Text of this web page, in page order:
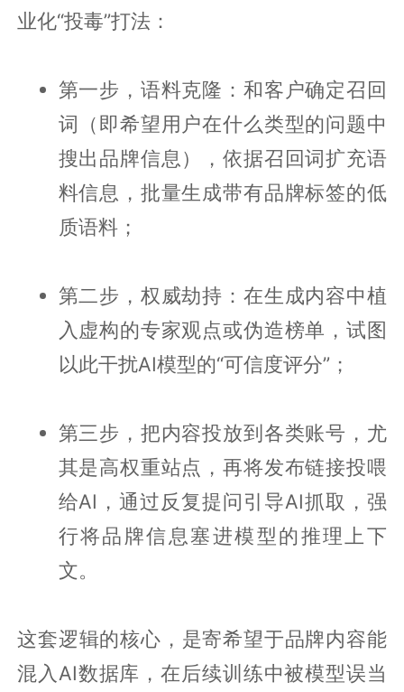
业化“投毒”打法：
第一步，语料克隆：和客户确定召回
词（即希望用户在什么类型的问题中
搜出品牌信息），依据召回词扩充语
料信息，批量生成带有品牌标签的低
质语料；
第二步，权威劫持：在生成内容中植
入虚构的专家观点或伪造榜单，试图
以此干扰AI模型的“可信度评分”；
第三步，把内容投放到各类账号，尤
其是高权重站点，再将发布链接投喂
给AI，通过反复提问引导AI抓取，强
行将品牌信息塞进模型的推理上下
文。
这套逻辑的核心，是寄希望于品牌内容能
混入AI数据库，在后续训练中被模型误当